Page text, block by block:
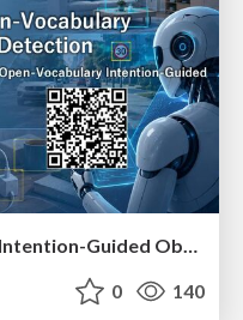
[MIRU26] Open-Vocabulary Intention-Guided Object Detection in Diverse Scenes
0 140